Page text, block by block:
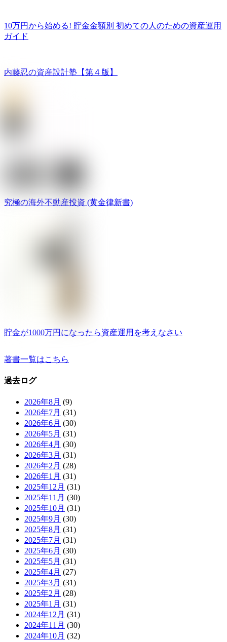
10万円から始める! 貯金金額別 初めての人のための資産運用
ガイド
内藤忍の資産設計塾【第４版】
究極の海外不動産投資 (黄金律新書)
貯金が1000万円になったら資産運用を考えなさい
著書一覧はこちら
過去ログ
2026年8月 (9)
2026年7月 (31)
2026年6月 (30)
2026年5月 (31)
2026年4月 (30)
2026年3月 (31)
2026年2月 (28)
2026年1月 (31)
2025年12月 (31)
2025年11月 (30)
2025年10月 (31)
2025年9月 (30)
2025年8月 (31)
2025年7月 (31)
2025年6月 (30)
2025年5月 (31)
2025年4月 (27)
2025年3月 (31)
2025年2月 (28)
2025年1月 (31)
2024年12月 (31)
2024年11月 (30)
2024年10月 (32)